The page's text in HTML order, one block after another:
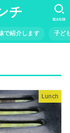
チ
で紹介します 子ど
SEARCH
Lunch